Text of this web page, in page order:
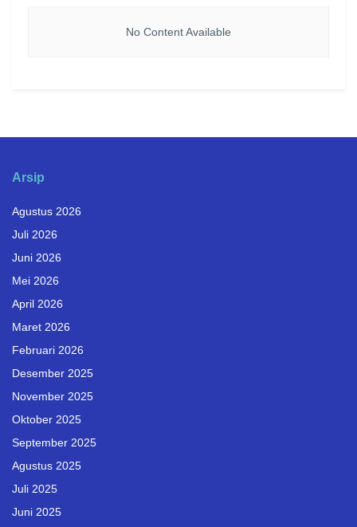
No Content Available
Arsip
Agustus 2026
Juli 2026
Juni 2026
Mei 2026
April 2026
Maret 2026
Februari 2026
Desember 2025
November 2025
Oktober 2025
September 2025
Agustus 2025
Juli 2025
Juni 2025